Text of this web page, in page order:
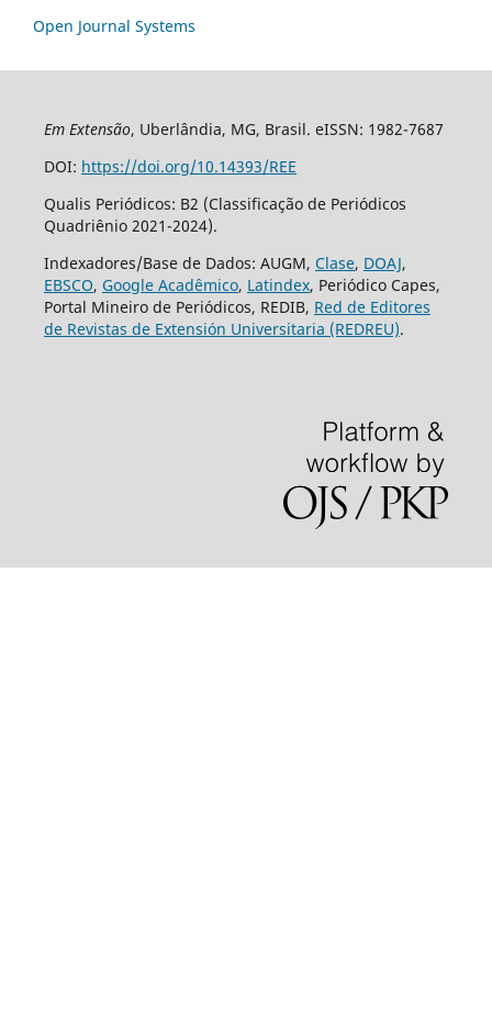
Open Journal Systems
Em Extensão, Uberlândia, MG, Brasil. eISSN: 1982-7687
DOI: https://doi.org/10.14393/REE
Qualis Periódicos: B2 (Classificação de Periódicos
Quadriênio 2021-2024).
Indexadores/Base de Dados: AUGM, Clase, DOAJ,
EBSCO, Google Acadêmico, Latindex, Periódico Capes,
Portal Mineiro de Periódicos, REDIB, Red de Editores
de Revistas de Extensión Universitaria (REDREU).